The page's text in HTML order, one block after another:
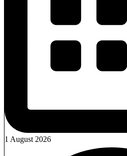
1 August 2026